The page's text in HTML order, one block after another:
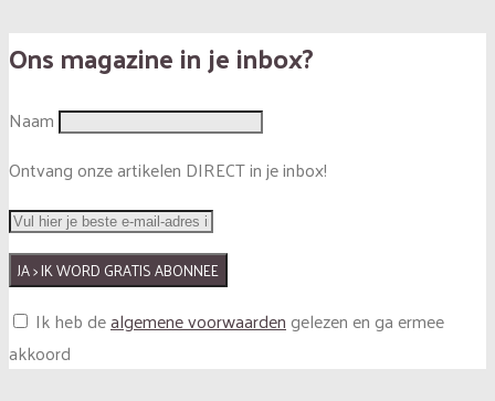
Ons magazine in je inbox?
Naam
Ontvang onze artikelen DIRECT in je inbox!
Ik heb dealgemene voorwaardengelezen en ga ermee
akkoord